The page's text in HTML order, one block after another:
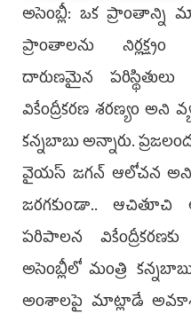
అసెంబ్లీ: ఒక
ప్రాంతాలను
దారుణమైన
వికేంద్రీకరణ శరణ్యం
కన్నబాబు అన్నారు.
వైయస్‌ జగన్‌ ఆలోచన
జరగకుండా.. ఆచితూచి
పరిపాలన
అసెంబ్లీలో మంత్రి
అంశాలపై మాట్లాడే అవకాశం